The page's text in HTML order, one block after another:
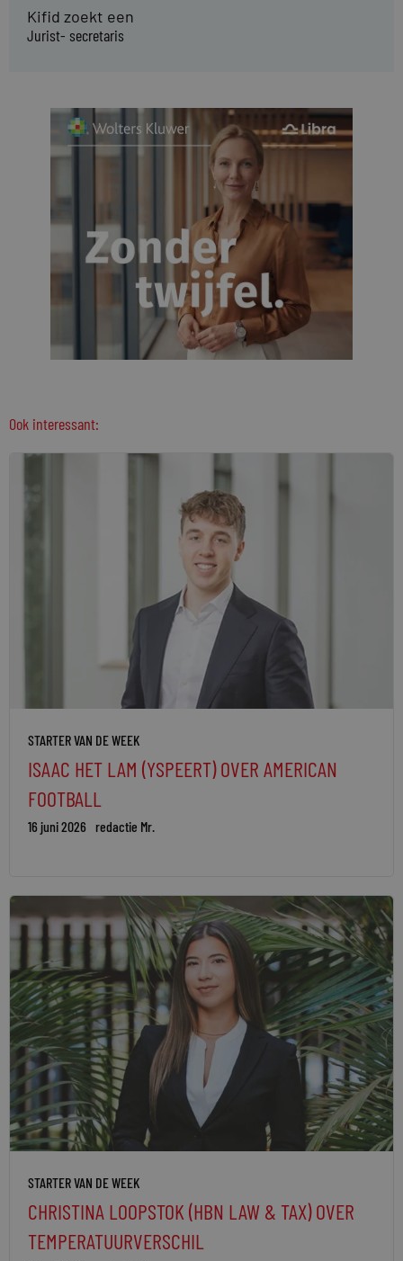
Kifid zoekt een
Jurist- secretaris
Ook interessant:
STARTER VAN DE WEEK
ISAAC HET LAM (YSPEERT) OVER AMERICAN
FOOTBALL
16 juni 2026 redactie Mr.
STARTER VAN DE WEEK
CHRISTINA LOOPSTOK (HBN LAW & TAX) OVER
TEMPERATUURVERSCHIL